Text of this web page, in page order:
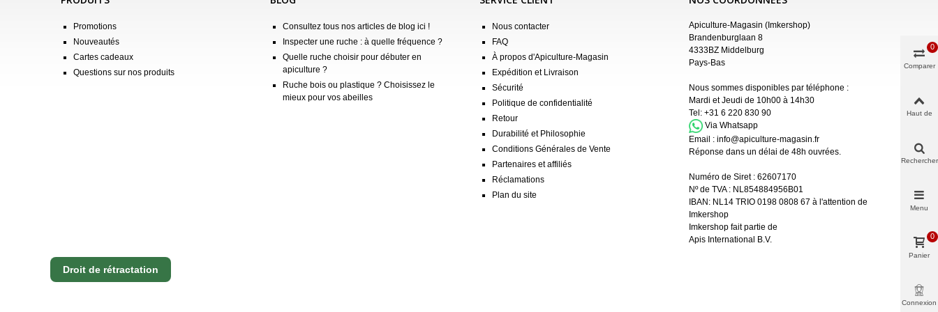
Promotions
Nouveautés
Cartes cadeaux
Questions sur nos produits
Consultez tous nos articles de blog ici !
Inspecter une ruche : à quelle fréquence ?
Quelle ruche choisir pour débuter en
apiculture ?
Ruche bois ou plastique ? Choisissez le
mieux pour vos abeilles
Nous contacter
FAQ
À propos d'Apiculture-Magasin
Expédition et Livraison
Sécurité
Politique de confidentialité
Retour
Durabilité et Philosophie
Conditions Générales de Vente
Partenaires et affiliés
Réclamations
Plan du site
Apiculture-Magasin (Imkershop)
Brandenburglaan 8
4333BZ Middelburg
Pays-Bas
Nous sommes disponibles par téléphone :
Mardi et Jeudi de 10h00 à 14h30
Tel: +31 6 220 830 90
Via Whatsapp
Email : info@apiculture-magasin.fr
Réponse dans un délai de 48h ouvrées.
Numéro de Siret : 62607170
Nº de TVA : NL854884956B01
IBAN: NL14 TRIO 0198 0808 67 à l'attention de
Imkershop
Imkershop fait partie de
Apis International B.V.
Droit de rétractation
Comparer
0
Haut de
Rechercher
Menu
Panier
0
Connexion